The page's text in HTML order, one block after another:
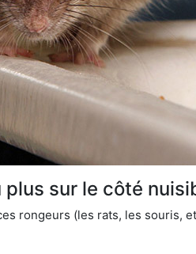
plus sur le côté
rongeurs (les rats, les